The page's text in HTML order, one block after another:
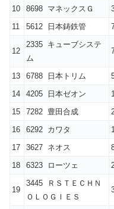
10
8698 マネックスＧ
11
5612 日本鋳鉄管
12
2335 キューブシステ
ム
13 6788 日本トリム
14
4205 日本ゼオン
15
7282 豊田合成
16
6292 カワタ
17
3627 ネオス
18
6323 ローツェ
19
3445 ＲＳＴＥＣＨＮ
ＯＬＯＧＩＥＳ